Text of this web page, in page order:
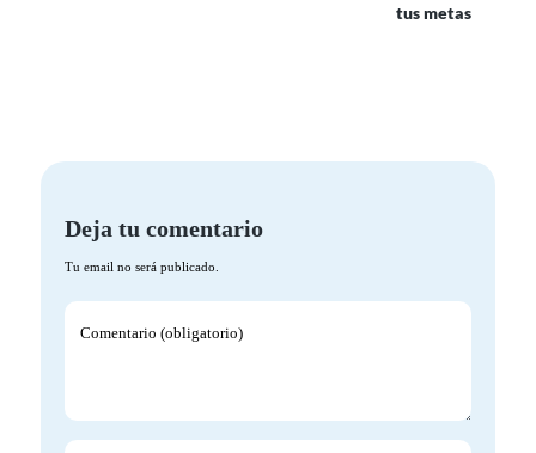
tus metas
Deja tu comentario
Tu email no será publicado.
Comentario (obligatorio)